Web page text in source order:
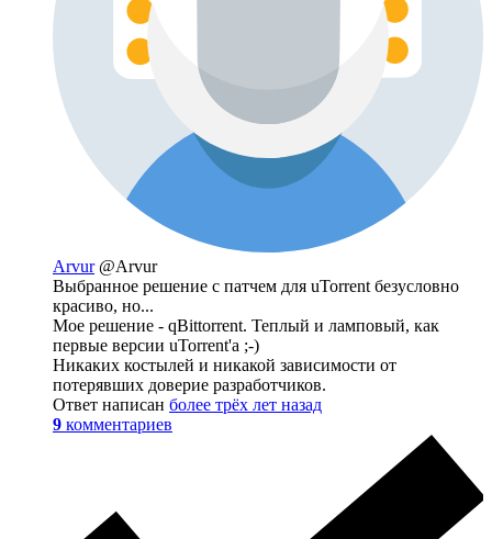
Arvur @Arvur
Выбранное решение с патчем для uTorrent безусловно
красиво, но...
Мое решение - qBittorrent. Теплый и ламповый, как
первые версии uTorrent'а ;-)
Никаких костылей и никакой зависимости от
потерявших доверие разработчиков.
Ответ написан более трёх лет назад
9 комментариев